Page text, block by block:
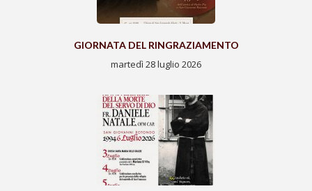
GIORNATA DEL RINGRAZIAMENTO
martedì 28 luglio 2026